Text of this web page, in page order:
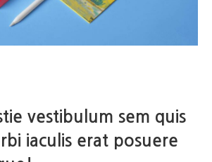
vestibulum sem quis
iaculis erat posuere